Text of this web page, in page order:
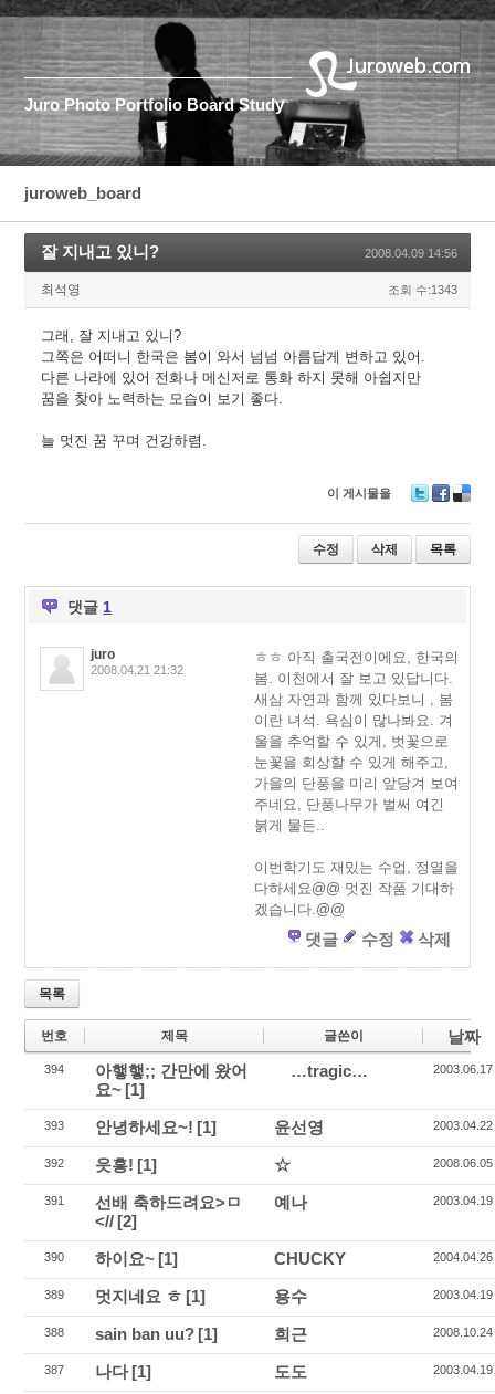
Juro Photo Portfolio Board Study
juroweb_board
잘 지내고 있니? 2008.04.09 14:56
최석영 조회 수:1343
그래, 잘 지내고 있니?
그쪽은 어떠니 한국은 봄이 와서 넘넘 아름답게 변하고 있어.
다른 나라에 있어 전화나 메신저로 통화 하지 못해 아쉽지만
꿈을 찾아 노력하는 모습이 보기 좋다.
늘 멋진 꿈 꾸며 건강하렴.
이 게시물을
wi
er
ac
e
b
eli
ci
o
수정 삭제 목록
댓글 1
juro
2008.04.21 21:32
ㅎㅎ 아직 출국전이에요, 한국의
봄. 이천에서 잘 보고 있답니다.
새삼 자연과 함께 있다보니 , 봄
이란 녀석. 욕심이 많나봐요. 겨
울을 추억할 수 있게, 벗꽃으로
눈꽃을 회상할 수 있게 해주고,
가을의 단풍을 미리 앞당겨 보여
주네요, 단풍나무가 벌써 여긴
붉게 물든..
이번학기도 재밌는 수업, 정열을
다하세요@@ 멋진 작품 기대하
겠습니다.@@
댓글 수정 삭제
목록
번호 제목 글쓴이 날짜
394
아햏햏;; 간만에 왔어
요~ [1]
…tragic… 2003.06.17
393 안녕하세요~! [1] 윤선영 2003.04.22
392 읏흥! [1] ☆ 2008.06.05
391
선배 축하드려요>ㅁ
<// [2]
예나 2003.04.19
390 하이요~ [1] CHUCKY 2004.04.26
389 멋지네요 ㅎ [1] 용수 2003.04.19
388 sain ban uu? [1] 희근 2008.10.24
387 나다[1] 도도 2003.04.19